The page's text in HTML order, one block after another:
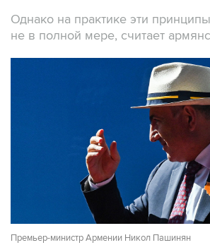
Однако на практике эти
не в полной мере, считает
Премьер-министр Армении Никол Пашинян